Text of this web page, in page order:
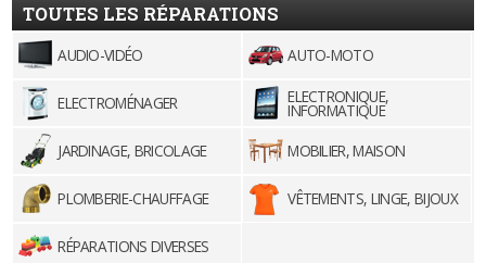
TOUTES LES RÉPARATIONS
AUDIO-VIDÉO AUTO-MOTO
ELECTROMÉNAGER ELECTRONIQUE,
INFORMATIQUE
JARDINAGE, BRICOLAGE
MOBILIER, MAISON
PLOMBERIE-CHAUFFAGE VÊTEMENTS, LINGE, BIJOUX
RÉPARATIONS DIVERSES